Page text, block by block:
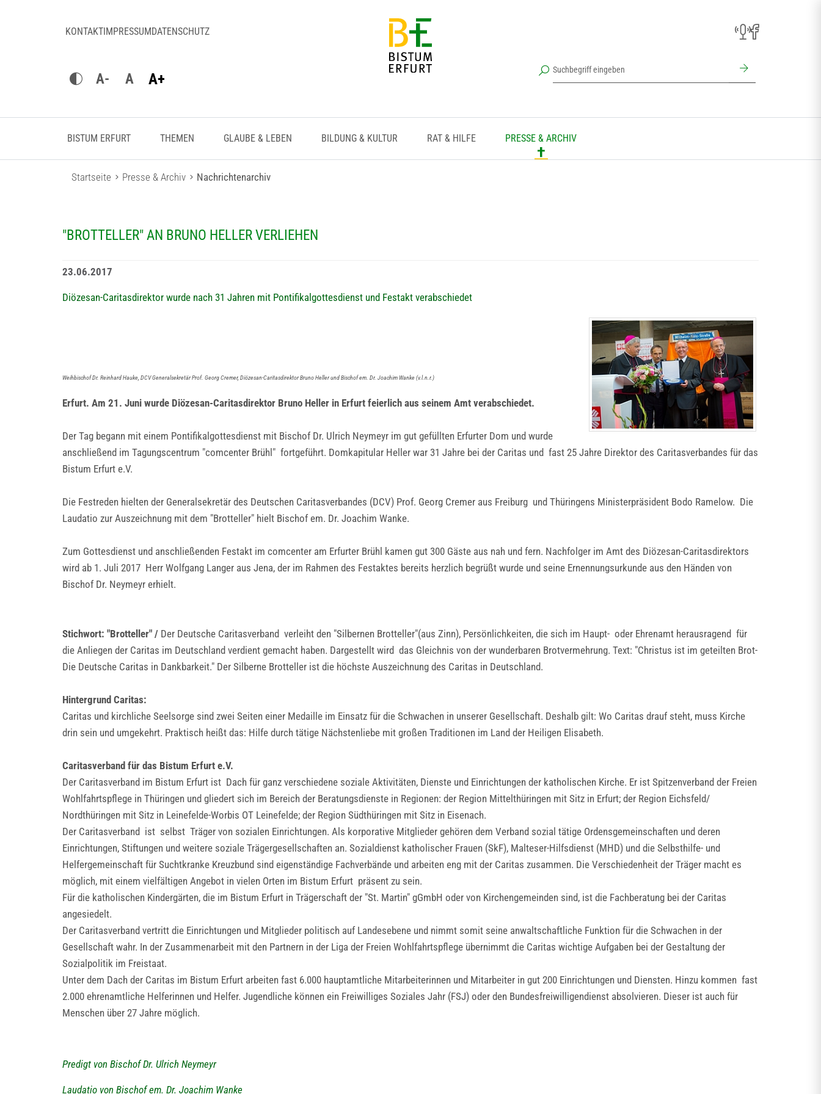
KONTAKTIMPRESSUMDATENSCHUTZ
A- A A+
BISTUM ERFURT THEMEN GLAUBE & LEBEN BILDUNG & KULTUR RAT & HILFE PRESSE & ARCHIV
Startseite Presse & Archiv Nachrichtenarchiv
"BROTTELLER" AN BRUNO HELLER VERLIEHEN
23.06.2017
Diözesan-Caritasdirektor wurde nach 31 Jahren mit Pontifikalgottesdienst und Festakt verabschiedet
Weihbischof Dr. Reinhard Hauke, DCV Generalsekretär Prof. Georg Cremer, Diözesan-Caritasdirektor Bruno Heller und Bischof em. Dr. Joachim Wanke (v.l.n.r.)
Erfurt. Am 21. Juni wurde Diözesan-Caritasdirektor Bruno Heller in Erfurt feierlich aus seinem Amt verabschiedet.
Der Tag begann mit einem Pontifikalgottesdienst mit Bischof Dr. Ulrich Neymeyr im gut gefüllten Erfurter Dom und wurde
anschließend im Tagungscentrum "comcenter Brühl" fortgeführt. Domkapitular Heller war 31 Jahre bei der Caritas und fast 25 Jahre Direktor des Caritasverbandes für das
Bistum Erfurt e.V.
Die Festreden hielten der Generalsekretär des Deutschen Caritasverbandes (DCV) Prof. Georg Cremer aus Freiburg und Thüringens Ministerpräsident Bodo Ramelow. Die
Laudatio zur Auszeichnung mit dem "Brotteller" hielt Bischof em. Dr. Joachim Wanke.
Zum Gottesdienst und anschließenden Festakt im comcenter am Erfurter Brühl kamen gut 300 Gäste aus nah und fern. Nachfolger im Amt des Diözesan-Caritasdirektors
wird ab 1. Juli 2017 Herr Wolfgang Langer aus Jena, der im Rahmen des Festaktes bereits herzlich begrüßt wurde und seine Ernennungsurkunde aus den Händen von
Bischof Dr. Neymeyr erhielt.
Stichwort: "Brotteller" / Der Deutsche Caritasverband verleiht den "Silbernen Brotteller"(aus Zinn), Persönlichkeiten, die sich im Haupt- oder Ehrenamt herausragend für
die Anliegen der Caritas im Deutschland verdient gemacht haben. Dargestellt wird das Gleichnis von der wunderbaren Brotvermehrung. Text: "Christus ist im geteilten Brot-
Die Deutsche Caritas in Dankbarkeit." Der Silberne Brotteller ist die höchste Auszeichnung des Caritas in Deutschland.
Hintergrund Caritas:
Caritas und kirchliche Seelsorge sind zwei Seiten einer Medaille im Einsatz für die Schwachen in unserer Gesellschaft. Deshalb gilt: Wo Caritas drauf steht, muss Kirche
drin sein und umgekehrt. Praktisch heißt das: Hilfe durch tätige Nächstenliebe mit großen Traditionen im Land der Heiligen Elisabeth.
Caritasverband für das Bistum Erfurt e.V.
Der Caritasverband im Bistum Erfurt ist Dach für ganz verschiedene soziale Aktivitäten, Dienste und Einrichtungen der katholischen Kirche. Er ist Spitzenverband der Freien
Wohlfahrtspflege in Thüringen und gliedert sich im Bereich der Beratungsdienste in Regionen: der Region Mittelthüringen mit Sitz in Erfurt; der Region Eichsfeld/
Nordthüringen mit Sitz in Leinefelde-Worbis OT Leinefelde; der Region Südthüringen mit Sitz in Eisenach.
Der Caritasverband ist selbst Träger von sozialen Einrichtungen. Als korporative Mitglieder gehören dem Verband sozial tätige Ordensgemeinschaften und deren
Einrichtungen, Stiftungen und weitere soziale Trägergesellschaften an. Sozialdienst katholischer Frauen (SkF), Malteser-Hilfsdienst (MHD) und die Selbsthilfe- und
Helfergemeinschaft für Suchtkranke Kreuzbund sind eigenständige Fachverbände und arbeiten eng mit der Caritas zusammen. Die Verschiedenheit der Träger macht es
möglich, mit einem vielfältigen Angebot in vielen Orten im Bistum Erfurt präsent zu sein.
Für die katholischen Kindergärten, die im Bistum Erfurt in Trägerschaft der "St. Martin" gGmbH oder von Kirchengemeinden sind, ist die Fachberatung bei der Caritas
angesiedelt.
Der Caritasverband vertritt die Einrichtungen und Mitglieder politisch auf Landesebene und nimmt somit seine anwaltschaftliche Funktion für die Schwachen in der
Gesellschaft wahr. In der Zusammenarbeit mit den Partnern in der Liga der Freien Wohlfahrtspflege übernimmt die Caritas wichtige Aufgaben bei der Gestaltung der
Sozialpolitik im Freistaat.
Unter dem Dach der Caritas im Bistum Erfurt arbeiten fast 6.000 hauptamtliche Mitarbeiterinnen und Mitarbeiter in gut 200 Einrichtungen und Diensten. Hinzu kommen fast
2.000 ehrenamtliche Helferinnen und Helfer. Jugendliche können ein Freiwilliges Soziales Jahr (FSJ) oder den Bundesfreiwilligendienst absolvieren. Dieser ist auch für
Menschen über 27 Jahre möglich.
Predigt von Bischof Dr. Ulrich Neymeyr
Laudatio von Bischof em. Dr. Joachim Wanke